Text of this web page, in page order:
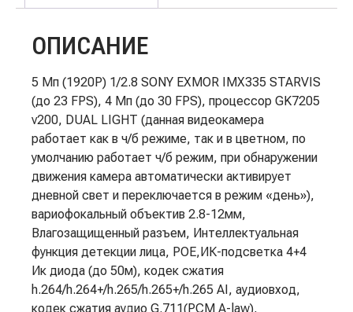
ОПИСАНИЕ
5 Мп (1920P) 1/2.8 SONY EXMOR IMX335 STARVIS
(до 23 FPS), 4 Мп (до 30 FPS), процессор GK7205
v200, DUAL LIGHT (данная видеокамера
работает как в ч/б режиме, так и в цветном, по
умолчанию работает ч/б режим, при обнаружении
движения камера автоматически активирует
дневной свет и переключается в режим «день»),
вариофокальный объектив 2.8-12мм,
Влагозащищенный разъем, Интеллектуальная
функция детекции лица, РОЕ,ИК-подсветка 4+4
Ик диода (до 50м), кодек сжатия
h.264/h.264+/h.265/h.265+/h.265 AI, аудиовход,
кодек сжатия аудио G.711(PCM A-law),